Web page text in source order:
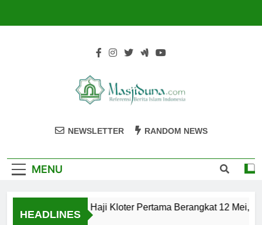
Masjiduna
NEWSLETTER RANDOM NEWS
MENU
HEADLINES
Calon Jemaah Haji Kloter Pertama Berangkat 12 Mei,